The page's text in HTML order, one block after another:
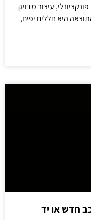
עיצוב מדויק
היא חללים יפים,
חדש או יד